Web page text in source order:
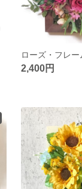
ローズ・フレー
2,400円